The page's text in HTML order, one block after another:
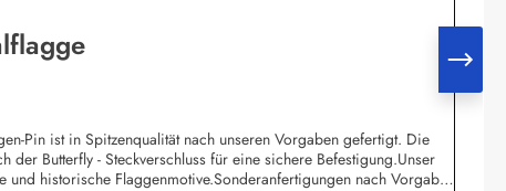
Pin ist in Spitzenqualität nach unseren Vorgaben gefertigt. Die
Butterfly - Steckverschluss für eine sichere Befestigung.Unser
historische Flaggenmotive.Sonderanfertigungen nach Vorgabe